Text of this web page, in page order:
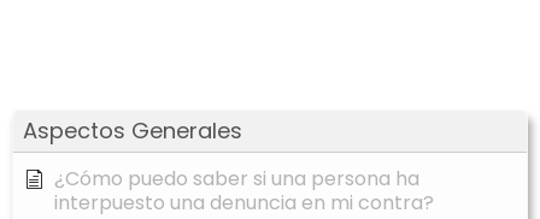
Aspectos Generales
¿Cómo puedo saber si una persona ha
interpuesto una denuncia en mi contra?